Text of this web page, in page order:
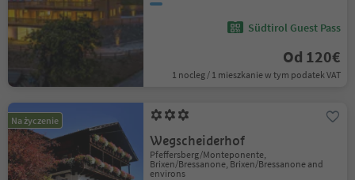
Südtirol Guest Pass
Od 120€
1 nocleg / 1 mieszkanie w tym podatek VAT
Na życzenie
Wegscheiderhof
Pfeffersberg/Monteponente,
Brixen/Bressanone, Brixen/Bressanone and
environs